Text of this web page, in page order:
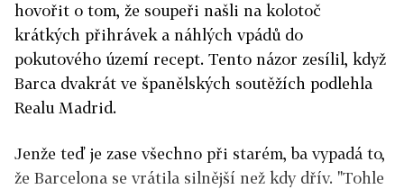
hovořit o tom, že soupeři našli na kolotoč
krátkých přihrávek a náhlých vpádů do
pokutového území recept. Tento názor zesílil, když
Barca dvakrát ve španělských soutěžích podlehla
Realu Madrid.
Jenže teď je zase všechno při starém, ba vypadá to,
že Barcelona se vrátila silnější než kdy dřív. "Tohle